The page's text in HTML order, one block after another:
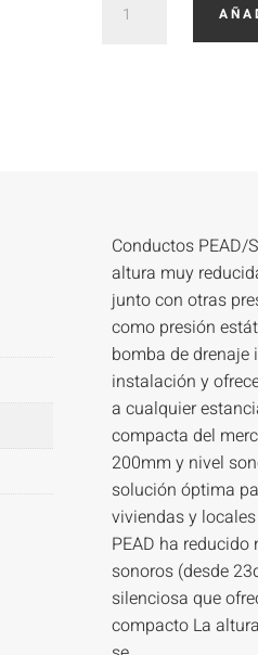
Electric
Conductos PEAD/
altura muy
junto con otras
como presión
bomba de
instalación y
a cualquier
compacta del
200mm y nivel
solución óptima
viviendas y
PEAD ha
sonoros (desde
silenciosa que
compacto La